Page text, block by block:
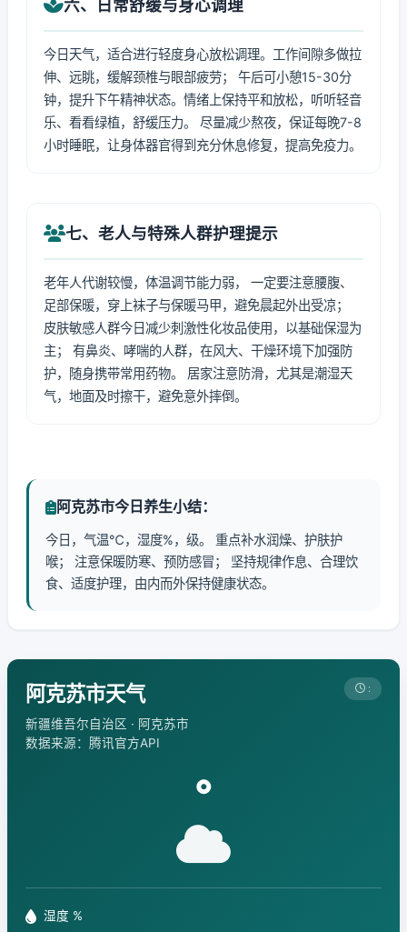
六、日常舒缓与身心调理
今日天气，适合进行轻度身心放松调理。工作间隙多做拉
伸、远眺，缓解颈椎与眼部疲劳； 午后可小憩15-30分
钟，提升下午精神状态。情绪上保持平和放松，听听轻音
乐、看看绿植，舒缓压力。 尽量减少熬夜，保证每晚7-8
小时睡眠，让身体器官得到充分休息修复，提高免疫力。
七、老人与特殊人群护理提示
老年人代谢较慢，体温调节能力弱， 一定要注意腰腹、
足部保暖，穿上袜子与保暖马甲，避免晨起外出受凉；
皮肤敏感人群今日减少刺激性化妆品使用，以基础保湿为
主； 有鼻炎、哮喘的人群，在风大、干燥环境下加强防
护，随身携带常用药物。 居家注意防滑，尤其是潮湿天
气，地面及时擦干，避免意外摔倒。
阿克苏市今日养生小结：
今日，气温℃，湿度%，级。 重点补水润燥、护肤护
喉； 注意保暖防寒、预防感冒； 坚持规律作息、合理饮
食、适度护理，由内而外保持健康状态。
阿克苏市天气
新疆维吾尔自治区 · 阿克苏市
数据来源：腾讯官方API
:
°
湿度 %